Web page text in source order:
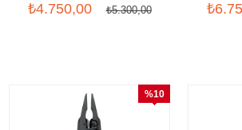
₺4.750,00 ₺5.300,00
%10